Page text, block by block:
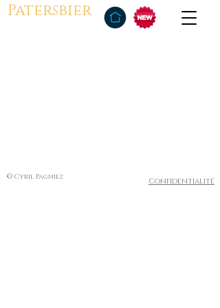
Patersbier
© Cyril Pagniez Confidentialité